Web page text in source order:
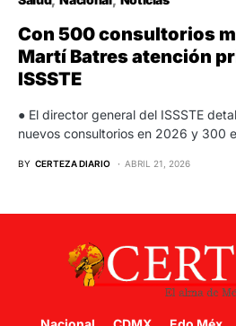
Con 500 consultorios
Martí Batres atención
ISSSTE
● El director general del ISSSTE
nuevos consultorios en 2026 y 300
BY CERTEZA DIARIO ABRIL 21, 2026